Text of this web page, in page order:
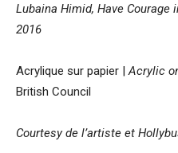
Lubaina Himid, Have Courage
2016
Acrylique sur papier |Acrylic
British Council
Courtesy de l’artiste et